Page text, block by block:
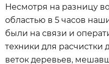
Несмотря на разницу
областью в 5 часов
были на связи и
техники для расчистки
веток деревьев,